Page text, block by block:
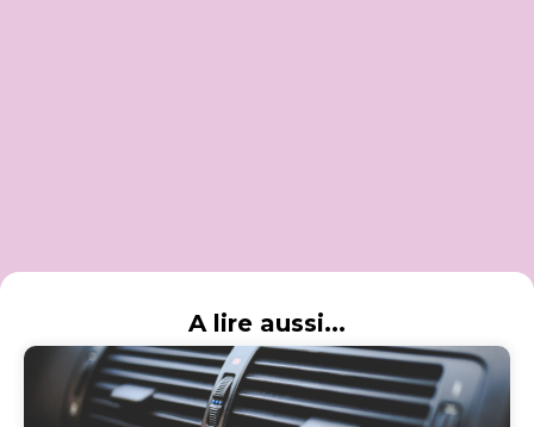
A lire aussi...